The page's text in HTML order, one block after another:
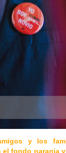
y los
fondo naranja